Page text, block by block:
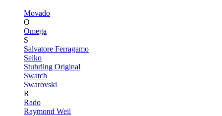
Movado
O
Omega
S
Salvatore Ferragamo
Seiko
Stuhrling Original
Swatch
Swarovski
R
Rado
Raymond Weil